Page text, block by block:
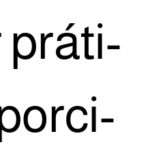
prá­ti­